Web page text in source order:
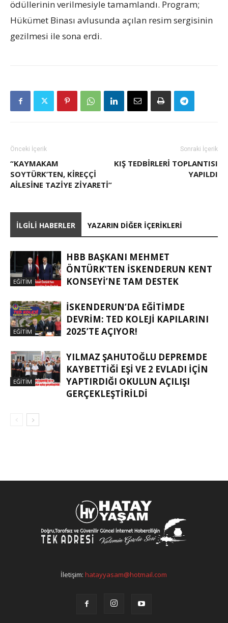
ödüllerinin verilmesiyle tamamlandı. Program;
Hükümet Binası avlusunda açılan resim sergisinin
gezilmesi ile sona erdi.
Önceki İçerik
“KAYMAKAM
SOYTÜRK’TEN, KİREÇÇİ
AİLESİNE TAZİYE ZİYARETİ”
Sonraki İçerik
KIŞ TEDBİRLERİ TOPLANTISI
YAPILDI
İLGILI HABERLER YAZARIN DIĞER İÇERIKLERI
EĞITIM
HBB BAŞKANI MEHMET
ÖNTÜRK’TEN İSKENDERUN KENT
KONSEYI’NE TAM DESTEK
EĞITIM
İSKENDERUN’DA EĞITIMDE
DEVRIM: TED KOLEJI KAPILARINI
2025’TE AÇIYOR!
EĞITIM
YILMAZ ŞAHUTOĞLU DEPREMDE
KAYBETTIĞI EŞI VE 2 EVLADI IÇIN
YAPTIRDIĞI OKULUN AÇILIŞI
GERÇEKLEŞTIRILDI
İletişim:hatayyasam@hotmail.com